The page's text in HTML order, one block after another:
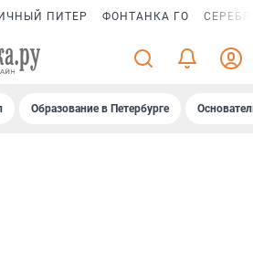
ПИТЕР ФОНТАНКА ГО
Образование в Петербурге